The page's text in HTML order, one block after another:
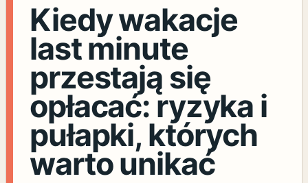
Kiedy wakacje
last minute
przestają się
opłacać: ryzyka i
pułapki, których
warto unikać